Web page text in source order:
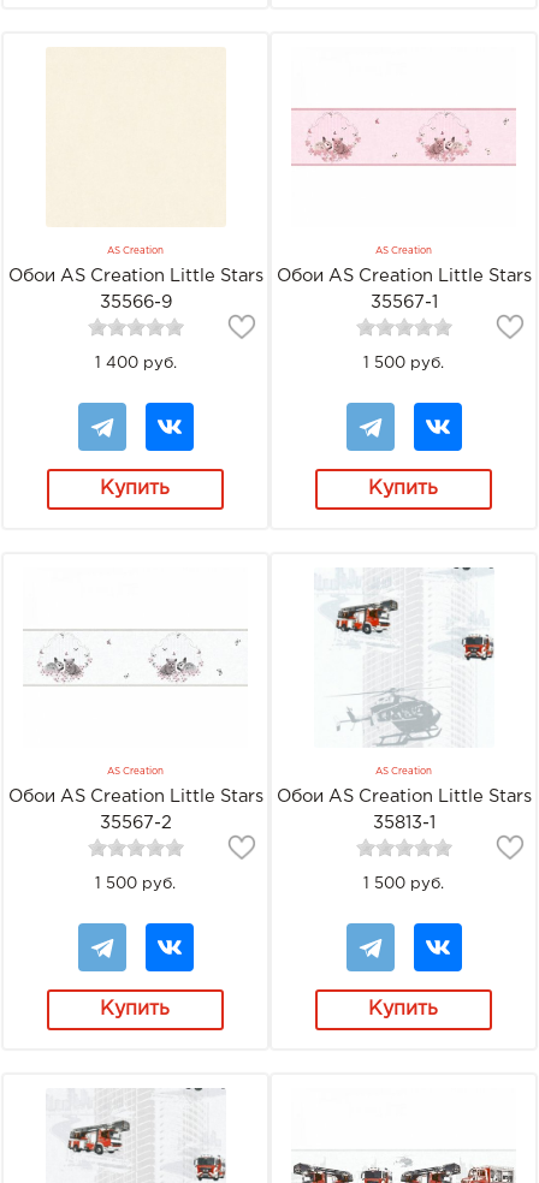
AS Creation
Обои AS Creation Little Stars
35566-9
1 400 руб.
Купить
AS Creation
Обои AS Creation Little Stars
35567-1
1 500 руб.
Купить
AS Creation
Обои AS Creation Little Stars
35567-2
1 500 руб.
Купить
AS Creation
Обои AS Creation Little Stars
35813-1
1 500 руб.
Купить